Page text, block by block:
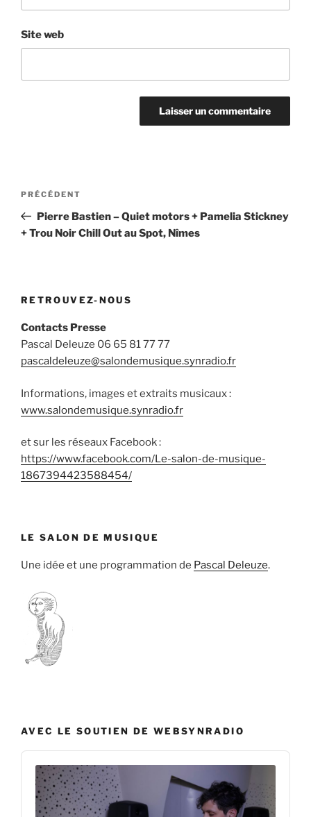
Site web
Navigation
l’article
Article
précédent
PRÉCÉDENT
Pierre Bastien – Quiet motors + Pamelia Stickney
+ Trou Noir Chill Out au Spot, Nîmes
RETROUVEZ-NOUS
Contacts Presse
Pascal Deleuze 06 65 81 77 77
pascaldeleuze@salondemusique.synradio.fr
Informations, images et extraits musicaux :
www.salondemusique.synradio.fr
et sur les réseaux Facebook :
https://www.facebook.com/Le-salon-de-musique-
1867394423588454/
LE SALON DE MUSIQUE
Une idée et une programmation de Pascal Deleuze.
AVEC LE SOUTIEN DE WEBSYNRADIO
Audio
Player